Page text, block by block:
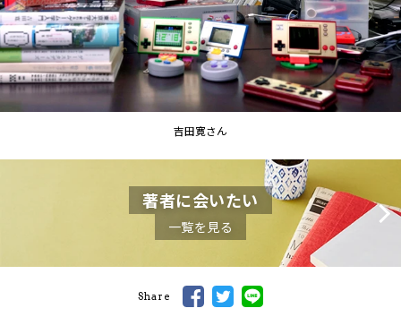
吉田寛さん
著者に会いたい
一覧を見る
Share